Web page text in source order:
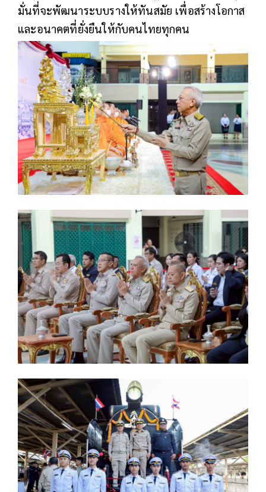
มั่นที่จะพัฒนาระบบรางให้ทันสมัย เพื่อสร้างโอกาส
และอนาคตที่ยั่งยืนให้กับคนไทยทุกคน